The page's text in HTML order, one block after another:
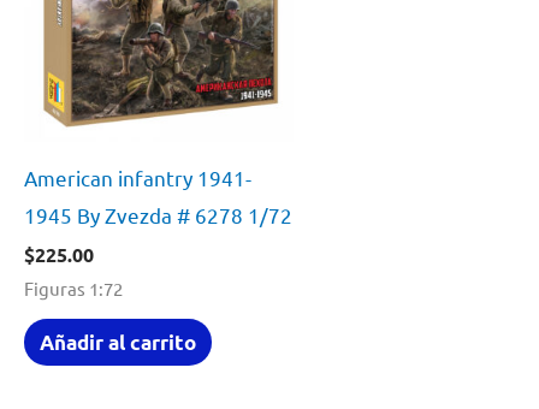
American infantry 1941-
1945 By Zvezda # 6278 1/72
$225.00
Figuras 1:72
Añadir al carrito